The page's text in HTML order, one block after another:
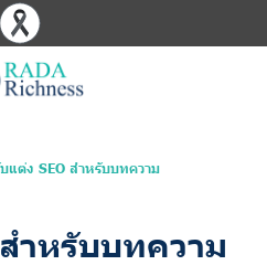
แต่ง SEO สำหรับบทความ
ำหรับบทความ